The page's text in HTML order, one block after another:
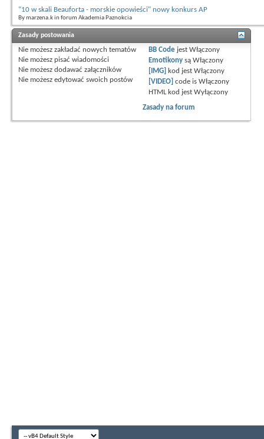
"10 w skali Beauforta - morskie opowieści" nowy konkurs AP
By marzena.k in forum Akademia Paznokcia
Zasady postowania
Nie możesz zakładać nowych tematów
Nie możesz pisać wiadomości
Nie możesz dodawać załączników
Nie możesz edytować swoich postów
BB Code jestWłączony
Emotikony sąWłączony
[IMG]
kod jestWłączony
[VIDEO] code isWłączony
HTML kod jestWyłączony
Zasady na forum